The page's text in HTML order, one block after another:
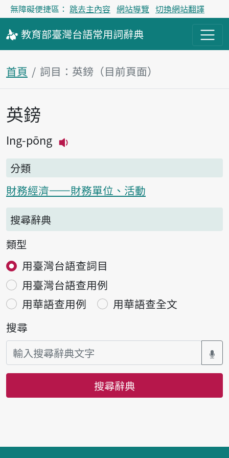
無障礙便捷區： 跳去主內容 網站導覽 切換網站翻譯
教育部臺灣台語常用詞辭典
首頁 詞目：英鎊（目前頁面）
主內容區塊
英鎊
Ing-pōng
分類
財務經濟——財務單位、活動
搜尋辭典
類型
用臺灣台語查詞目
用臺灣台語查用例
用華語查用例
用華語查全文
搜尋
搜尋辭典